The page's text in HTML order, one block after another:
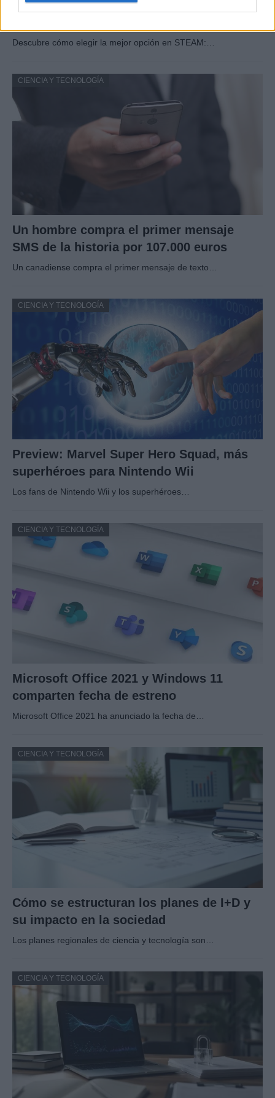
Cómo elegir una carrera STEAM: perfiles
Descubre cómo elegir la mejor opción en STEAM:…
CIENCIA Y TECNOLOGÍA
Un hombre compra el primer mensaje
SMS de la historia por 107.000 euros
Un canadiense compra el primer mensaje de texto…
CIENCIA Y TECNOLOGÍA
Preview: Marvel Super Hero Squad, más
superhéroes para Nintendo Wii
Los fans de Nintendo Wii y los superhéroes…
CIENCIA Y TECNOLOGÍA
Microsoft Office 2021 y Windows 11
comparten fecha de estreno
Microsoft Office 2021 ha anunciado la fecha de…
CIENCIA Y TECNOLOGÍA
Cómo se estructuran los planes de I+D y
su impacto en la sociedad
Los planes regionales de ciencia y tecnología son…
CIENCIA Y TECNOLOGÍA